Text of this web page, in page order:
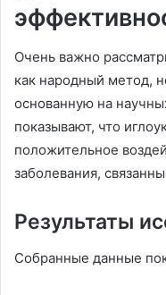
Очень важно
как народный метод,
основанную на
показывают, что
положительное
заболевания,
Результаты
Собранные данные